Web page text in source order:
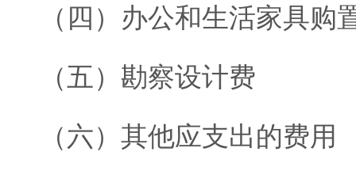
（四）办公和生活家具购
（五）勘察设计费
（六）其他应支出的费用